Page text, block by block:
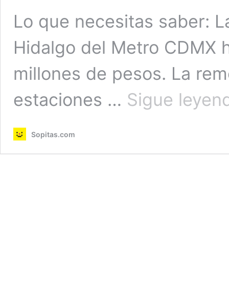
Lo que necesitas saber:
Hidalgo del Metro CDMX
millones de pesos. La
estaciones … Sigue
Sopitas.com